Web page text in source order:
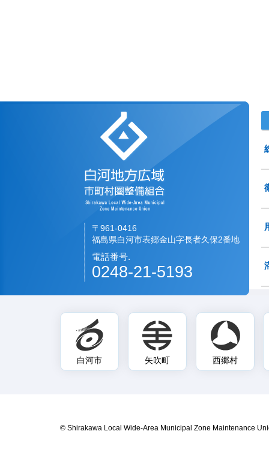
白河地方広域市町村圏
〒961-0416
福島県白河市表郷金山字長者久保2番地
電話番号.
0248-21-5193
白河市 矢吹町 西郷村
© Shirakawa Local Wide-Area Municipal Zone Maintenance